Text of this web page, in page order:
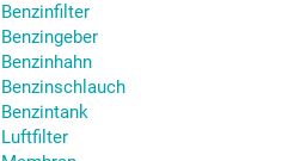
Benzinfilter
Benzingeber
Benzinhahn
Benzinschlauch
Benzintank
Luftfilter